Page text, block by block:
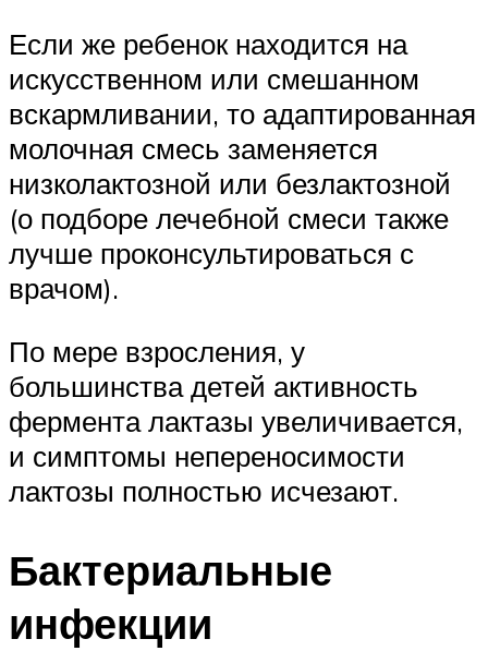
Если же ребенок находится на
искусственном или смешанном
вскармливании, то адаптированная
молочная смесь заменяется
низколактозной или безлактозной
(о подборе лечебной смеси также
лучше проконсультироваться с
врачом).
По мере взросления, у
большинства детей активность
фермента лактазы увеличивается,
и симптомы непереносимости
лактозы полностью исчезают.
Бактериальные
инфекции